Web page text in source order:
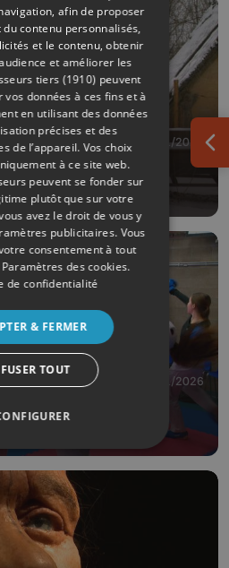
07/01/2026
contre les
03/01/2026
réuni à Chênée
afin de proposer
contenu personnalisés,
et le contenu, obtenir
et améliorer les
tiers (1910) peuvent
données à ces fins et à
en utilisant des données
précises et des
de l’appareil. Vos choix
à ce site web.
peuvent se fonder sur
plutôt que sur votre
avez le droit de vous y
publicitaires. Vous
consentement à tout
Paramètres des cookies.
de confidentialité
& FERMER
TOUT